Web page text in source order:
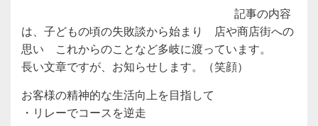
記事の内容
は、子どもの頃の失敗談から始まり 店や商店街への
思い これからのことなど多岐に渡っています。
長い文章ですが、お知らせします。（笑顔）
お客様の精神的な生活向上を目指して
・リレーでコースを逆走